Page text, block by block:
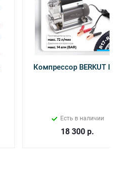
Компрессор BERKUT
Есть в наличии
18 300р.